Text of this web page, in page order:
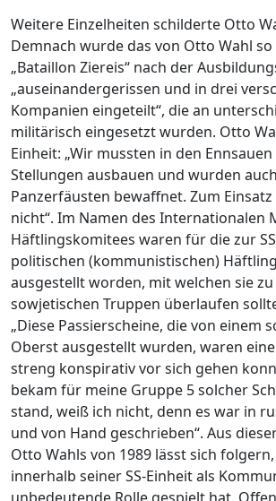
Weitere Einzelheiten schilderte Otto
Demnach wurde das von Otto Wahl
„Bataillon Ziereis“ nach der
„auseinandergerissen und in drei
Kompanien eingeteilt“, die an
militärisch eingesetzt wurden. Otto
Einheit: „Wir mussten in den
Stellungen ausbauen und wurden
Panzerfäusten bewaffnet. Zum
nicht“. Im Namen des Internationalen
Häftlingskomitees waren für die zur
politischen (kommunistischen)
ausgestellt worden, mit welchen sie zu
sowjetischen Truppen überlaufen
„Diese Passierscheine, die von einem
Oberst ausgestellt wurden, waren
streng konspirativ vor sich gehen
bekam für meine Gruppe 5 solcher
stand, weiß ich nicht, denn es war in
und von Hand geschrieben“. Aus
Otto Wahls von 1989 lässt sich
innerhalb seiner SS-Einheit als